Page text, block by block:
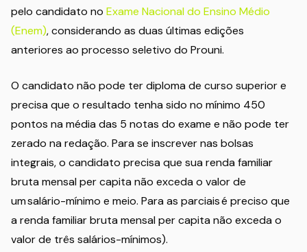
pelo candidato no Exame Nacional do Ensino Médio
(Enem), considerando as duas últimas edições
anteriores ao processo seletivo do Prouni.
O candidato não pode ter diploma de curso superior e
precisa que o resultado tenha sido no mínimo 450
pontos na média das 5 notas do exame e não pode ter
zerado na redação. Para se inscrever nas bolsas
integrais, o candidato precisa que sua renda familiar
bruta mensal per capita não exceda o valor de
um salário-mínimo e meio. Para as parciais é preciso que
a renda familiar bruta mensal per capita não exceda o
valor de três salários-mínimos).